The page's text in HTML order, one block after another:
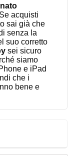
acquisti
sai già che
senza la
suo corretto
sei sicuro
siamo
e iPad
che i
bene e